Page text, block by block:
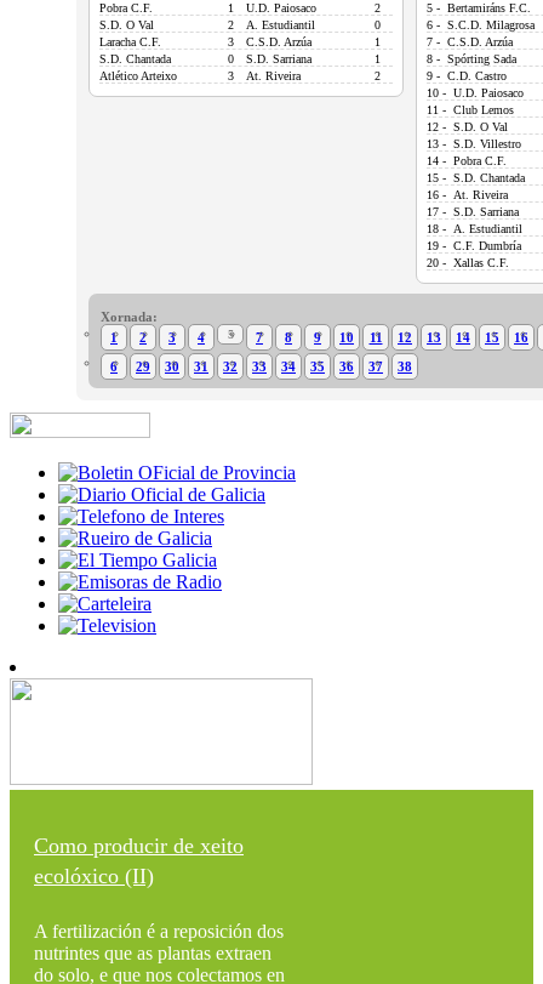
Pobra C.F.
1 U.D. Paiosaco
2
S.D. O Val
2 A. Estudiantil
0
Laracha C.F.
3 C.S.D. Arzúa
1
S.D. Chantada
0 S.D. Sarriana
1
Atlético Arteixo
3 At. Riveira 2
5 - Bertamiráns F.C.
6 - S.C.D. Milagrosa
7 - C.S.D. Arzúa
8 - Spórting Sada
9 - C.D. Castro
10 - U.D. Paiosaco
11 - Club Lemos
12 - S.D. O Val
13 - S.D. Villestro
14 - Pobra C.F.
15 - S.D. Chantada
16 - At. Riveira
17 - S.D. Sarriana
18 - A. Estudiantil
19 - C.F. Dumbría
20 - Xallas C.F.
Xornada:
1
2 3 4 5 7 8 9 10 11 12 13 14 15
16
6
29 30 31 32 33 34 35 36 37 38
Como producir de xeito
ecolóxico (II)
A fertilización é a reposición dos
nutrintes que as plantas extraen
do solo, e que nos colectamos en